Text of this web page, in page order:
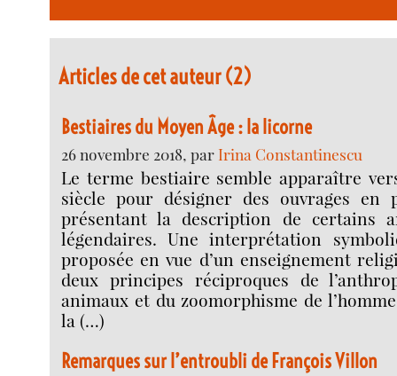
Articles de cet auteur (2)
Bestiaires du Moyen Âge : la licorne
26 novembre 2018, parIrina Constantinescu
Le terme bestiaire semble apparaître
siècle pour désigner des ouvrages en
présentant la description de certains
légendaires. Une interprétation
proposée en vue d’un enseignement
deux principes réciproques de
animaux et du zoomorphisme de
la (…)
Remarques sur l’entroubli de François Villon